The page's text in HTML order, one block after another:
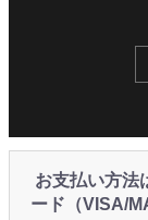
お支払い方法
ード（VISA/